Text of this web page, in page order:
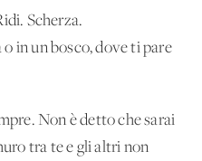
Scherza.
o in un bosco, dove ti pare
Non è detto che sarai
tra te e gli altri non